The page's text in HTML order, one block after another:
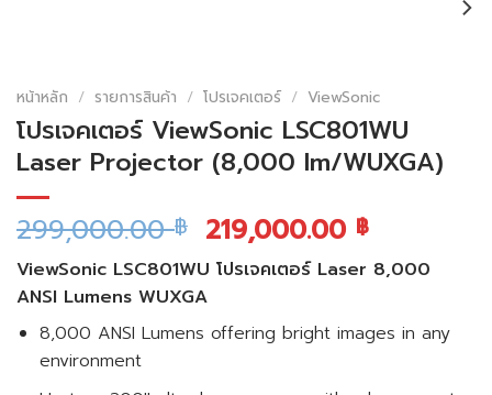
หน้าหลัก / รายการสินค้า / โปรเจคเตอร์ / ViewSonic
โปรเจคเตอร์ ViewSonic LSC801WU
Laser Projector (8,000 lm/WUXGA)
299,000.00฿ 219,000.00 ฿
ViewSonic LSC801WU โปรเจคเตอร์ Laser 8,000
ANSI Lumens WUXGA
8,000 ANSI Lumens offering bright images in any
environment